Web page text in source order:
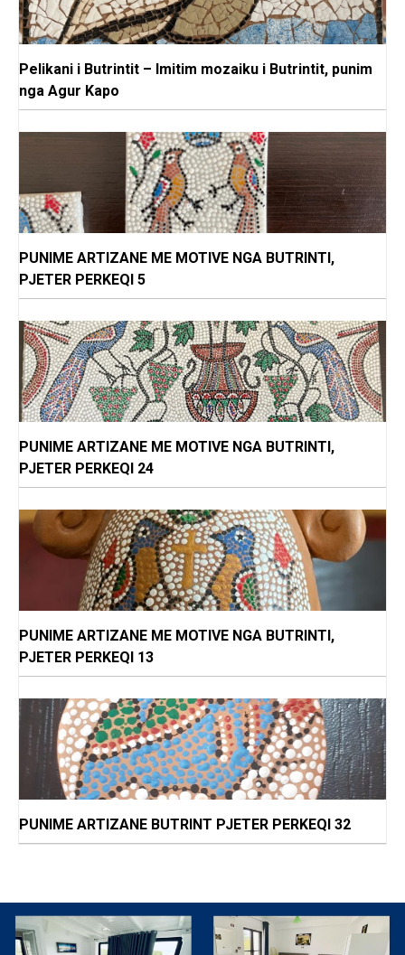
Pelikani i Butrintit – Imitim mozaiku i Butrintit, punim
nga Agur Kapo
PUNIME ARTIZANE ME MOTIVE NGA BUTRINTI,
PJETER PERKEQI 5
PUNIME ARTIZANE ME MOTIVE NGA BUTRINTI,
PJETER PERKEQI 24
PUNIME ARTIZANE ME MOTIVE NGA BUTRINTI,
PJETER PERKEQI 13
PUNIME ARTIZANE BUTRINT PJETER PERKEQI 32